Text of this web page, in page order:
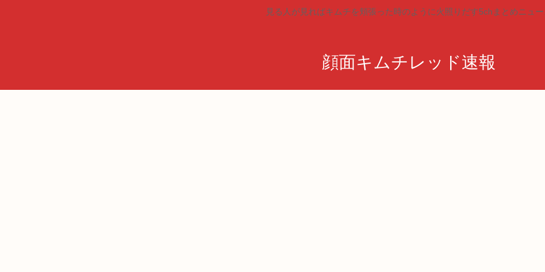
見る人が見ればキムチを頬張った時のように火照りだす5chまとめニュ
顔面キムチレッド速報